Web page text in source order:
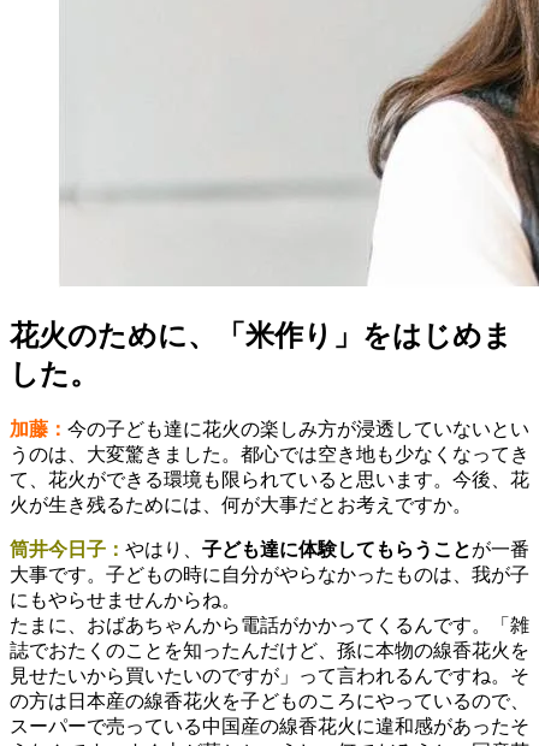
花火のために、「米作り」をはじめま
した。
加藤： 今の子ども達に花火の楽しみ方が浸透していないとい
うのは、大変驚きました。都心では空き地も少なくなってき
て、花火ができる環境も限られていると思います。今後、花
火が生き残るためには、何が大事だとお考えですか。
筒井今日子： やはり、 子ども達に体験してもらうことが一番
大事です。子どもの時に自分がやらなかったものは、我が子
にもやらせませんからね。
たまに、おばあちゃんから電話がかかってくるんです。「雑
誌でおたくのことを知ったんだけど、孫に本物の線香花火を
見せたいから買いたいのですが」って言われるんですね。そ
の方は日本産の線香花火を子どものころにやっているので、
スーパーで売っている中国産の線香花火に違和感があったそ